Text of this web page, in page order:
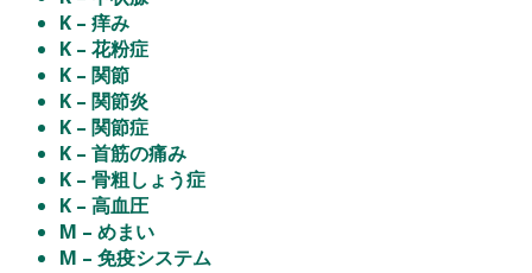
K – 痒み
K – 花粉症
K – 関節
K – 関節炎
K – 関節症
K – 首筋の痛み
K – 骨粗しょう症
K – 高血圧
M – めまい
M – 免疫システム